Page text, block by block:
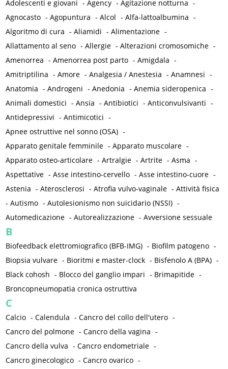
Adolescenti e giovani -Agency -Agitazione notturna -
Agnocasto -Agopuntura -Alcol -Alfa-lattoalbumina -
Algoritmo di cura -Aliamidi -Alimentazione -
Allattamento al seno -Allergie -Alterazioni cromosomiche -
Amenorrea -Amenorrea post parto -Amigdala -
Amitriptilina -Amore -Analgesia / Anestesia -Anamnesi -
Anatomia -Androgeni -Anedonia -Anemia sideropenica -
Animali domestici -Ansia -Antibiotici -Anticonvulsivanti -
Antidepressivi -Antimicotici -
Apnee ostruttive nel sonno (OSA) -
Apparato genitale femminile -Apparato muscolare -
Apparato osteo-articolare -Artralgie -Artrite -Asma -
Aspettative -Asse intestino-cervello -Asse intestino-cuore -
Astenia -Aterosclerosi -Atrofia vulvo-vaginale -Attività fisica
-Autismo -Autolesionismo non suicidario (NSSI) -
Automedicazione -Autorealizzazione -Avversione sessuale
B
Biofeedback elettromiografico (BFB-IMG) - Biofilm patogeno -
Biopsia vulvare - Bioritmi e master-clock - Bisfenolo A (BPA) -
Black cohosh - Blocco del ganglio impari - Brimapitide -
Broncopneumopatia cronica ostruttiva
C
Calcio -Calendula -Cancro del collo dell'utero -
Cancro del polmone -Cancro della vagina -
Cancro della vulva -Cancro endometriale -
Cancro ginecologico -Cancro ovarico -